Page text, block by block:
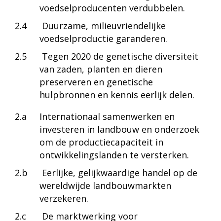
voedselproducenten verdubbelen.
2.4
Duurzame, milieuvriendelijke
voedselproductie garanderen.
2.5
Tegen 2020 de genetische diversiteit
van zaden, planten en dieren
preserveren en genetische
hulpbronnen en kennis eerlijk delen.
2.a
Internationaal samenwerken en
investeren in landbouw en onderzoek
om de productiecapaciteit in
ontwikkelingslanden te versterken.
2.b
Eerlijke, gelijkwaardige handel op de
wereldwijde landbouwmarkten
verzekeren.
2.c
De marktwerking voor